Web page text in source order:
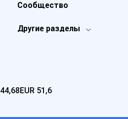
Другие разделы
Сообщество
44,68EUR 51,6